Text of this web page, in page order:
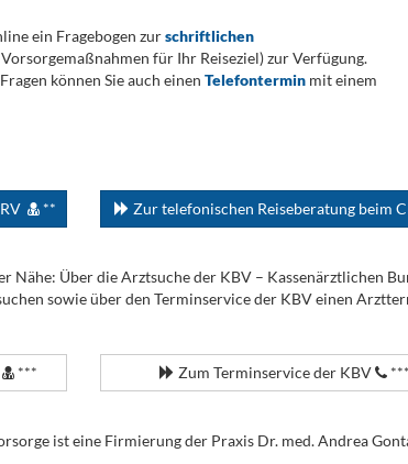
ein Fragebogen zurschriftlichen
für Ihr Reiseziel) zur Verfügung.
können Sie auch einen Telefonterminmit einem
** Zur telefonischen Reiseberatung beim
Nähe: Über die Arztsuche der KBV – Kassenärztlichen
sowie über den Terminservice der KBV einen
*** Zum Terminservice der KBV ***
ist eine Firmierung der Praxis Dr. med. Andrea